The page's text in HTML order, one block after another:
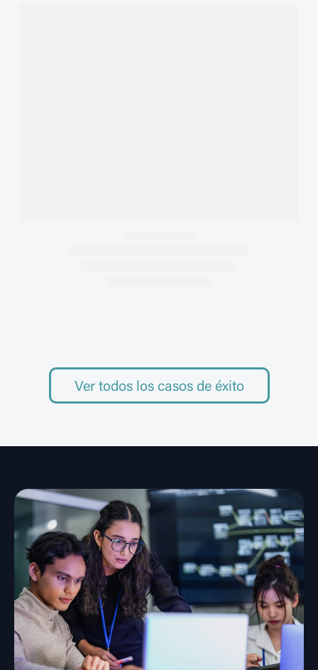
EVAR-Twin | Gemelos digitales
inteligentes para prótesis
endovasculares
Ver todos los casos de éxito